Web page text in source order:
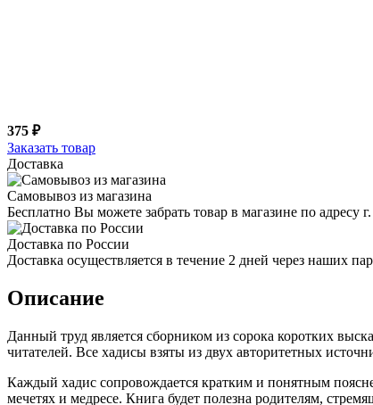
375 ₽
Заказать товар
Доставка
Самовывоз из магазина
Бесплатно Вы можете забрать товар в магазине по
Доставка по России
Доставка осуществляется в течение 2 дней через наших
Описание
Данный труд является сборником из сорока коротких
читателей. Все хадисы взяты из двух авторитетных
Каждый хадис сопровождается кратким и понятным
мечетях и медресе. Книга будет полезна родителям,